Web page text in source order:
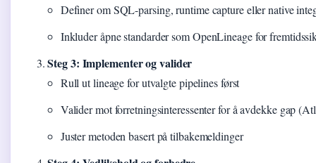
Definer om SQL-parsing, runtime capture eller native
Inkluder åpne standarder som OpenLineage for
Steg 3: Implementer og valider
Rull ut lineage for utvalgte pipelines først
Valider mot forretningsinteressenter for å avdekke gap
Juster metoden basert på tilbakemeldinger